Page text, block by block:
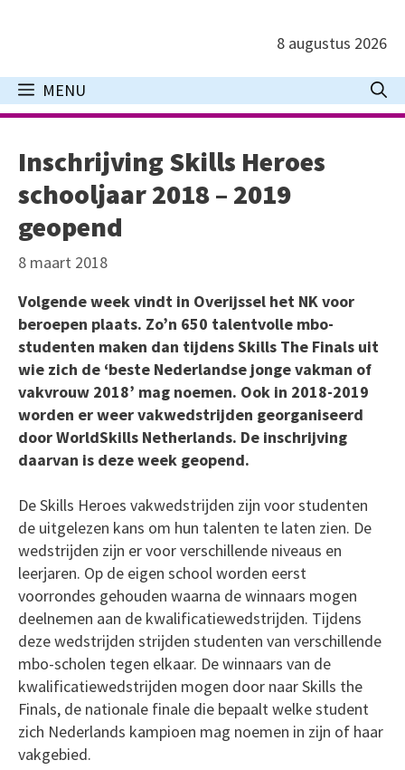
inhoud
8 augustus 2026
MENU
Inschrijving Skills Heroes
schooljaar 2018 – 2019
geopend
8 maart 2018
Volgende week vindt in Overijssel het NK voor
beroepen plaats. Zo’n 650 talentvolle mbo-
studenten maken dan tijdens Skills The Finals uit
wie zich de ‘beste Nederlandse jonge vakman of
vakvrouw 2018’ mag noemen. Ook in 2018-2019
worden er weer vakwedstrijden georganiseerd
door WorldSkills Netherlands. De inschrijving
daarvan is deze week geopend.
De Skills Heroes vakwedstrijden zijn voor studenten
de uitgelezen kans om hun talenten te laten zien. De
wedstrijden zijn er voor verschillende niveaus en
leerjaren. Op de eigen school worden eerst
voorrondes gehouden waarna de winnaars mogen
deelnemen aan de kwalificatiewedstrijden. Tijdens
deze wedstrijden strijden studenten van verschillende
mbo-scholen tegen elkaar. De winnaars van de
kwalificatiewedstrijden mogen door naar Skills the
Finals, de nationale finale die bepaalt welke student
zich Nederlands kampioen mag noemen in zijn of haar
vakgebied.